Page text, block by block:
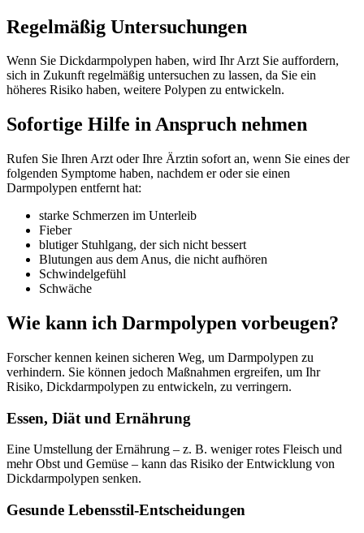
Regelmäßig Untersuchungen
Wenn Sie Dickdarmpolypen haben, wird Ihr Arzt Sie auffordern,
sich in Zukunft regelmäßig untersuchen zu lassen, da Sie ein
höheres Risiko haben, weitere Polypen zu entwickeln.
Sofortige Hilfe in Anspruch nehmen
Rufen Sie Ihren Arzt oder Ihre Ärztin sofort an, wenn Sie eines der
folgenden Symptome haben, nachdem er oder sie einen
Darmpolypen entfernt hat:
starke Schmerzen im Unterleib
Fieber
blutiger Stuhlgang, der sich nicht bessert
Blutungen aus dem Anus, die nicht aufhören
Schwindelgefühl
Schwäche
Wie kann ich Darmpolypen vorbeugen?
Forscher kennen keinen sicheren Weg, um Darmpolypen zu
verhindern. Sie können jedoch Maßnahmen ergreifen, um Ihr
Risiko, Dickdarmpolypen zu entwickeln, zu verringern.
Essen, Diät und Ernährung
Eine Umstellung der Ernährung – z. B. weniger rotes Fleisch und
mehr Obst und Gemüse – kann das Risiko der Entwicklung von
Dickdarmpolypen senken.
Gesunde Lebensstil-Entscheidungen